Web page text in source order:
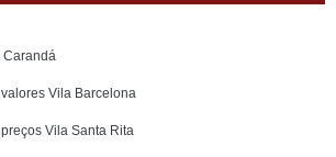
Carandá
Vila Barcelona
Vila Santa Rita